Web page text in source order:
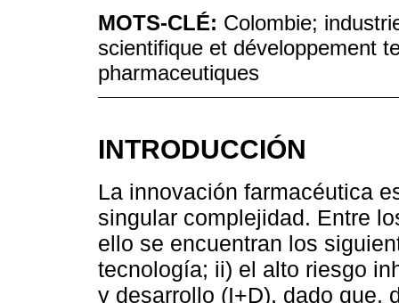
MOTS-CLÉ: Colombie;
scientifique et développement
pharmaceutiques
INTRODUCCIÓN
La innovación farmacéutica
singular complejidad. Entre
ello se encuentran los
tecnología; ii) el alto riesgo
y desarrollo (I+D), dado que,